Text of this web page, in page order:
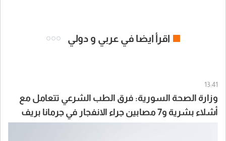
اقرأ ايضا في عربي و دولي
13:41
وزارة الصحة السورية: فرق الطب الشرعي تتعامل مع
أشلاء بشرية و7 مصابين جراء الانفجار في جرمانا بريف